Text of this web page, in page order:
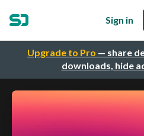
Upgrade to Pro — share
downloads, hide
Sign in